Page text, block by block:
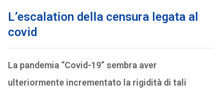
L’escalation della censura legata al
covid
La pandemia “Covid-19” sembra aver
ulteriormente incrementato la rigidità di tali